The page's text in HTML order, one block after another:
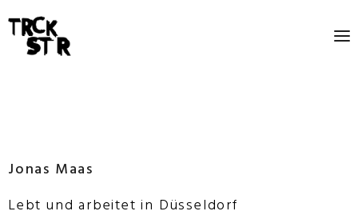
Jonas Maas
Lebt und arbeitet in Düsseldorf